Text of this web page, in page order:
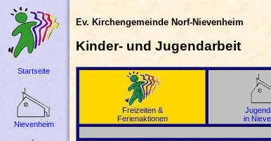
Ev. Kirchengemeinde Norf-Nievenheim
Kinder- und Jugendarbeit
Startseite
Nievenheim
Freizeiten &
Ferienaktionen
in